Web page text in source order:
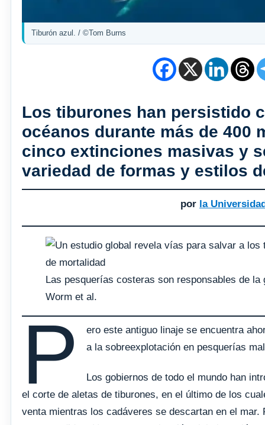
Tiburón azul. / ©Tom Burns
Los tiburones han persistido
océanos durante más de 400
cinco extinciones masivas y
variedad de formas y estilos
por la
Las pesquerías costeras son responsables de
Worm et al.
P
ero este antiguo linaje se encuentra
a la sobreexplotación en pesquerías
Los gobiernos de todo el mundo han
el corte de aletas de tiburones, en el último de los
venta mientras los cadáveres se descartan en el